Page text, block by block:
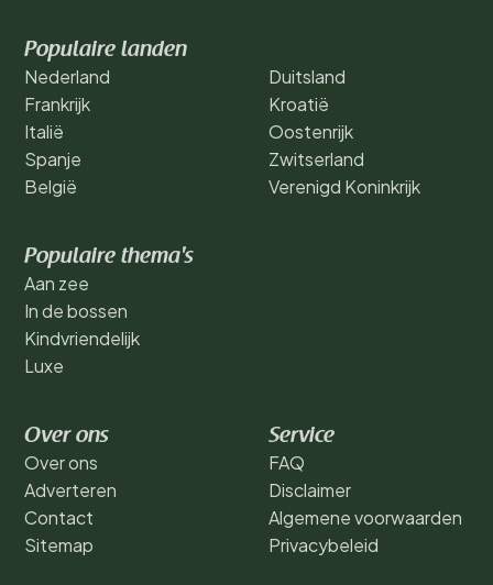
Populaire landen
Nederland
Frankrijk
Italië
Spanje
België
Duitsland
Kroatië
Oostenrijk
Zwitserland
Verenigd Koninkrijk
Populaire thema's
Aan zee
In de bossen
Kindvriendelijk
Luxe
Over ons
Over ons
Adverteren
Contact
Sitemap
Service
FAQ
Disclaimer
Algemene voorwaarden
Privacybeleid